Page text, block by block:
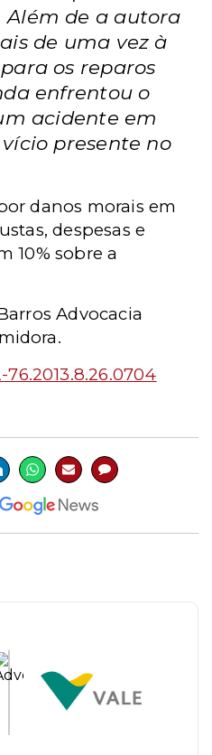
de a autora
de uma vez à
os reparos
enfrentou o
acidente em
presente no
danos morais em
despesas e
10% sobre a
Advocacia
76.2013.8.26.0704